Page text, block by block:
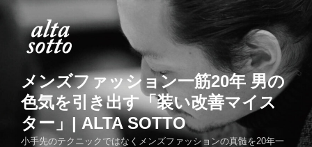
メンズファッション一筋20年 男の
色気を引き出す「装い改善マイス
ター」| ALTA SOTTO
小手先のテクニックではなくメンズファッションの真髄を20年一